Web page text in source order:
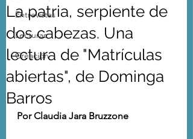
Entrevistas
Lecturas
Creación
La patria, serpiente de
dos cabezas. Una
lectura de "Matrículas
abiertas", de Dominga
Barros
Por Claudia Jara Bruzzone